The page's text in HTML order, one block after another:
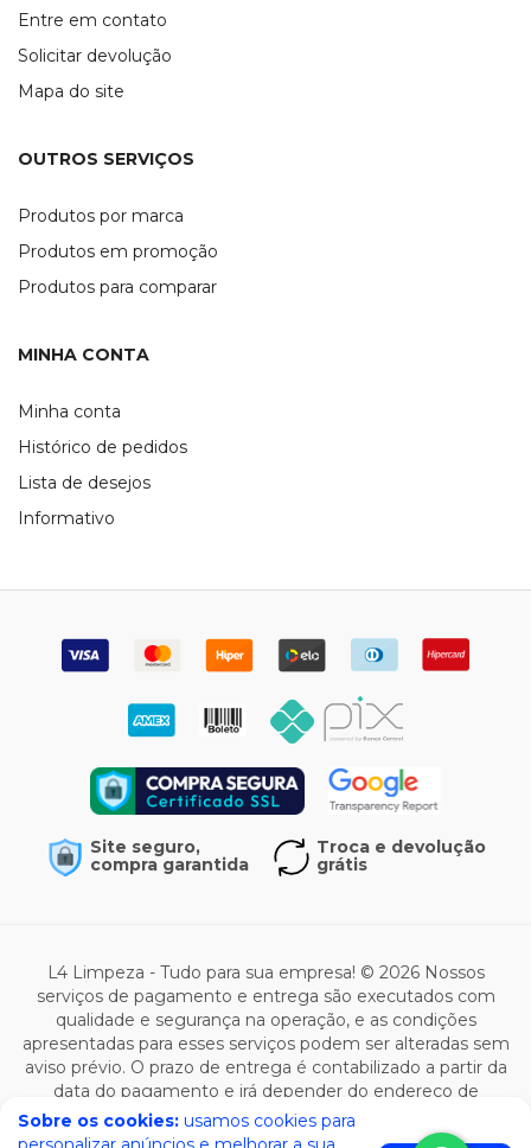
Sobre os cookies: usamos cookies para
Entre em contato
Solicitar devolução
Mapa do site
OUTROS SERVIÇOS
Produtos por marca
Produtos em promoção
Produtos para comparar
MINHA CONTA
Minha conta
Histórico de pedidos
Lista de desejos
Informativo
Site seguro,
compra garantida
Troca e devolução
grátis
L4 Limpeza - Tudo para sua empresa! © 2026 Nossos
serviços de pagamento e entrega são executados com
qualidade e segurança na operação, e as condições
apresentadas para esses serviços podem ser alteradas sem
aviso prévio. O prazo de entrega é contabilizado a partir da
data do pagamento e irá depender do endereço de
entrega e da modalidade selecionada. Todas as ofertas de
produto são válidas enquanto durar o estoque e estão